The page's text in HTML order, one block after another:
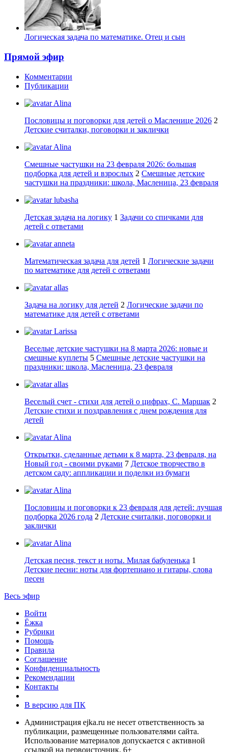
Логическая задача по математике. Отец и сын
Прямой эфир
Комментарии
Публикации
Alina
Пословицы и поговорки для детей о Масленице 2026 2
Детские считалки, поговорки и заклички
Alina
Смешные частушки на 23 февраля 2026: большая
подборка для детей и взрослых 2 Смешные детские
частушки на праздники: школа, Масленица, 23 февраля
lubasha
Детская задача на логику 1 Задачи со спичками для
детей с ответами
anneta
Математическая задача для детей 1 Логические задачи
по математике для детей с ответами
allas
Задача на логику для детей 2 Логические задачи по
математике для детей с ответами
Larissa
Веселые детские частушки на 8 марта 2026: новые и
смешные куплеты 5 Смешные детские частушки на
праздники: школа, Масленица, 23 февраля
allas
Веселый счет - стихи для детей о цифрах, С. Маршак 2
Детские стихи и поздравления с днем рождения для
детей
Alina
Открытки, сделанные детьми к 8 марта, 23 февраля, на
Новый год - своими руками 7 Детское творчество в
детском саду: аппликации и поделки из бумаги
Alina
Пословицы и поговорки к 23 февраля для детей: лучшая
подборка 2026 года 2 Детские считалки, поговорки и
заклички
Alina
Детская песня, текст и ноты. Милая бабуленька 1
Детские песни: ноты для фортепиано и гитары, слова
песен
Весь эфир
Войти
Ёжка
Рубрики
Помощь
Правила
Соглашение
Конфиденциальность
Рекомендации
Контакты
В версию для ПК
Администрация ejka.ru не несет ответственность за
публикации, размещенные пользователями сайта.
Использование материалов допускается с активной
ссылкой на первоисточник. 6+